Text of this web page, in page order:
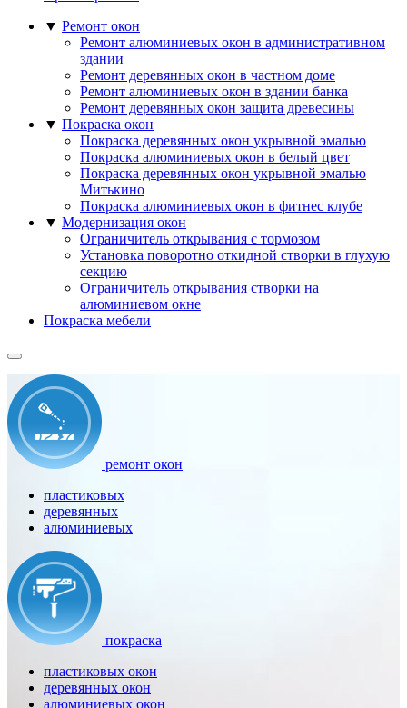
▼ Ремонт окон
Ремонт алюминиевых окон в административном
здании
Ремонт деревянных окон в частном доме
Ремонт алюминиевых окон в здании банка
Ремонт деревянных окон защита древесины
▼ Покраска окон
Покраска деревянных окон укрывной эмалью
Покраска алюминиевых окон в белый цвет
Покраска деревянных окон укрывной эмалью
Митькино
Покраска алюминиевых окон в фитнес клубе
▼ Модернизация окон
Ограничитель открывания с тормозом
Установка поворотно откидной створки в глухую
секцию
Ограничитель открывания створки на
алюминиевом окне
Покраска мебели
ремонт окон
пластиковых
деревянных
алюминиевых
покраска
пластиковых окон
деревянных окон
алюминиевых окон